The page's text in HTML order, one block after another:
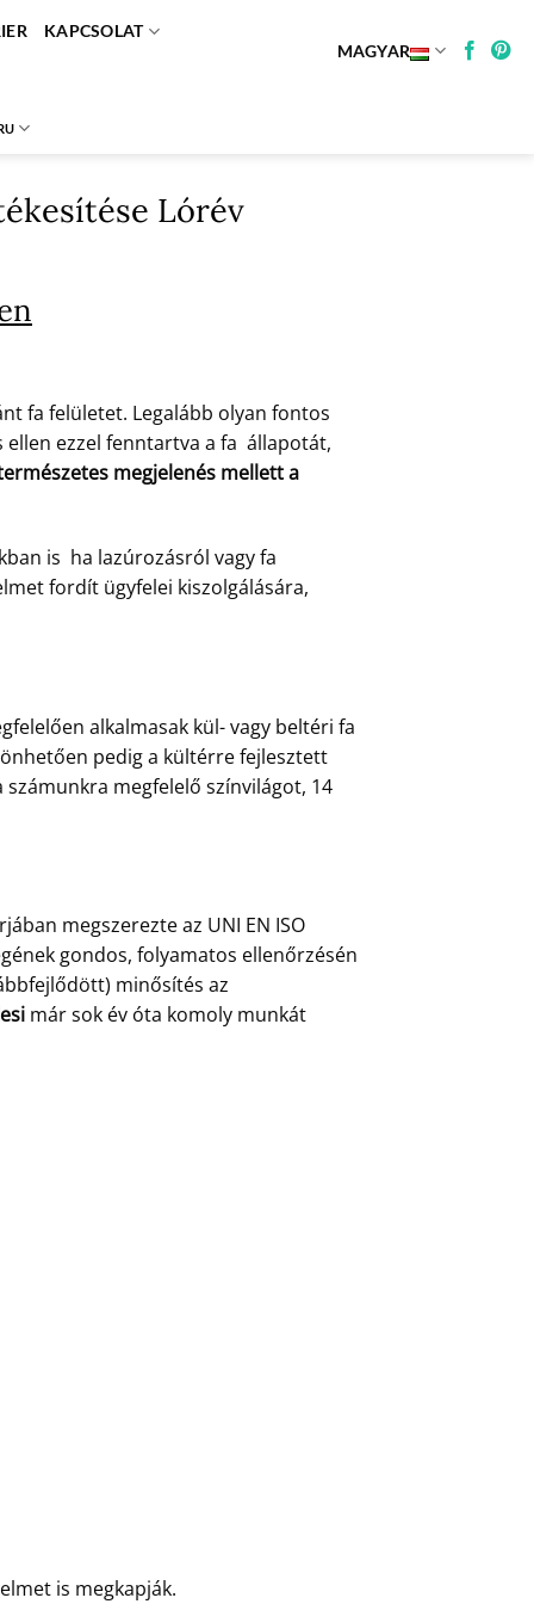
KAPCSOLAT
MAGYAR
Lórév
fa felületet. Legalább olyan fontos
ezzel fenntartva a fa állapotát,
megjelenés mellett a
is ha lazúrozásról vagy fa
fordít ügyfelei kiszolgálására,
alkalmasak kül- vagy beltéri fa
pedig a kültérre fejlesztett
megfelelő színvilágot, 14
megszerezte az UNI EN ISO
gondos, folyamatos ellenőrzésén
minősítés az
már sok év óta komoly munkát
is megkapják.